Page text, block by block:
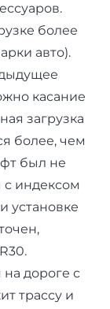
более
авто).
касание
загрузка
более, чем
был не
индексом
установке
дороге с
трассу и